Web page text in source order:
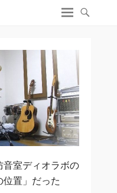
音室ディオラボの
置」だった